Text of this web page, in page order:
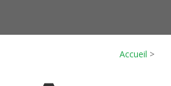
Accueil >